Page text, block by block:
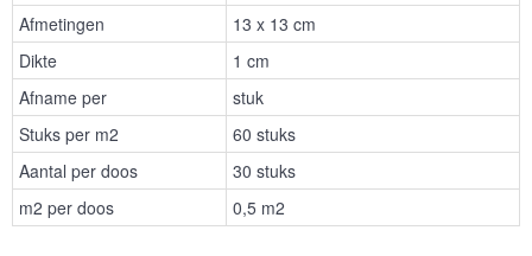
Afmetingen
13 x 13 cm
Dikte
1 cm
Afname per
stuk
Stuks per m2
60 stuks
Aantal per doos
30 stuks
m2 per doos
0,5 m2